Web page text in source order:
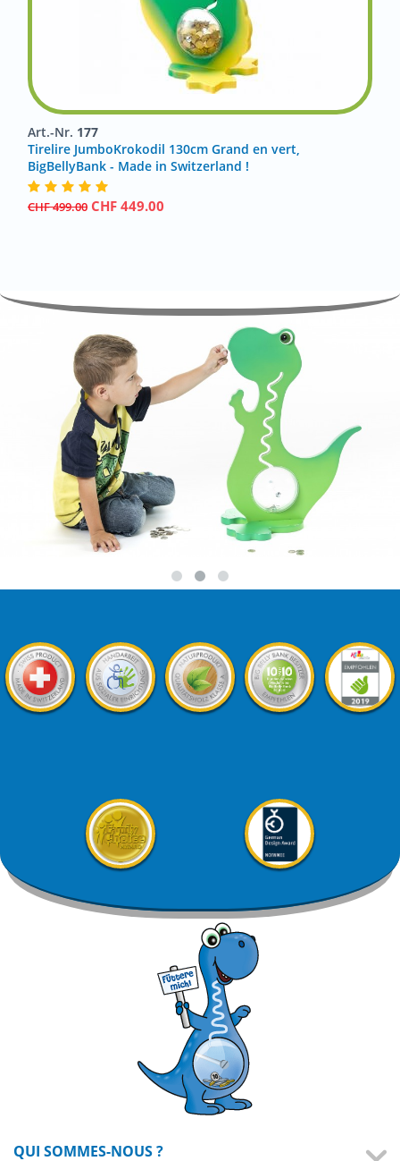
Art.-Nr. 177
Tirelire JumboKrokodil 130cm Grand en vert,
BigBellyBank - Made in Switzerland !
CHF499.00 CHF 449.00
QUI SOMMES-NOUS ?